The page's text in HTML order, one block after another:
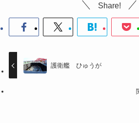
Share!
護衛艦 ひゅうが